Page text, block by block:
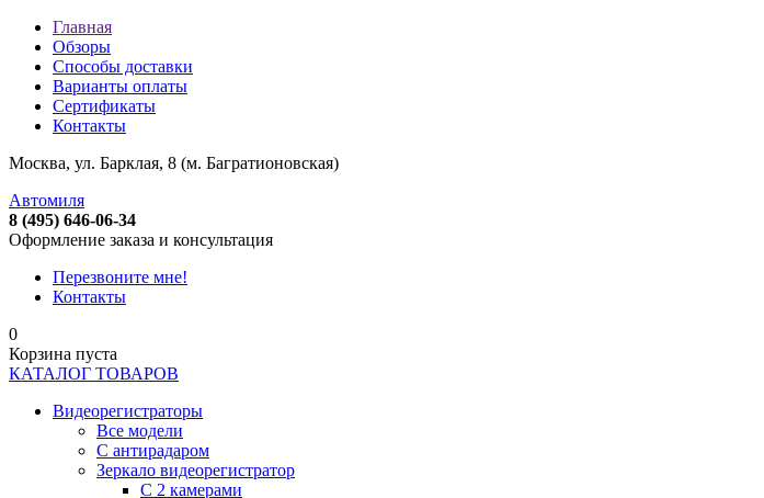
Главная
Обзоры
Способы доставки
Варианты оплаты
Сертификаты
Контакты
Москва, ул. Барклая, 8 (м. Багратионовская)
Автомиля
8 (495) 646-06-34
Оформление заказа и консультация
Перезвоните мне!
Контакты
0
Корзина пуста
КАТАЛОГ ТОВАРОВ
Видеорегистраторы
Все модели
C антирадаром
Зеркало видеорегистратор
С 2 камерами